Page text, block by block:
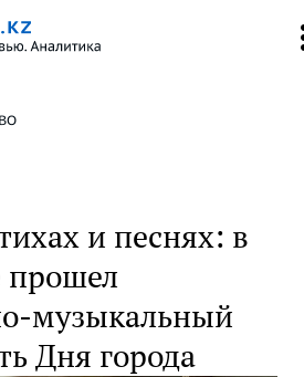
и песнях: в
прошел
музыкальный
Дня города